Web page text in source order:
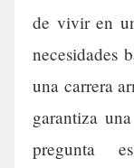
de vivir en
necesidades
una carrera
garantiza
pregunta